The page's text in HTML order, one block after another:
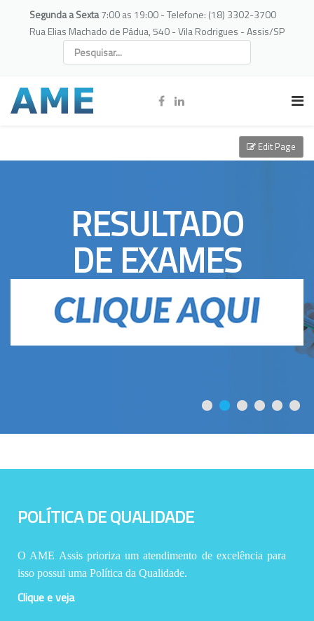
Segunda a Sexta7:00 as 19:00 - Telefone: (18) 3302-3700
Rua Elias Machado de Pádua, 540 - Vila Rodrigues - Assis/SP
RESULTADO
DE EXAMES
POLÍTICA DE QUALIDADE
O AME Assis prioriza um atendimento de excelência para
isso possui uma Política da Qualidade.
Clique e veja
Edit Page